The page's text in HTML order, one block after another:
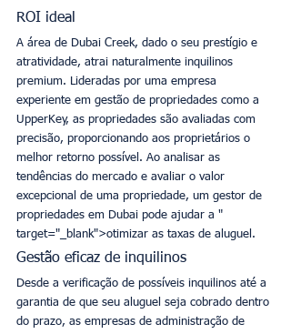
ROI ideal
A área de Dubai Creek, dado o seu prestígio e
atratividade, atrai naturalmente inquilinos
premium. Lideradas por uma empresa
experiente em gestão de propriedades como a
UpperKey, as propriedades são avaliadas com
precisão, proporcionando aos proprietários o
melhor retorno possível. Ao analisar as
tendências do mercado e avaliar o valor
excepcional de uma propriedade, um gestor de
propriedades em Dubai pode ajudar a "
target="_blank">otimizar as taxas de aluguel.
Gestão eficaz de inquilinos
Desde a verificação de possíveis inquilinos até a
garantia de que seu aluguel seja cobrado dentro
do prazo, as empresas de administração de